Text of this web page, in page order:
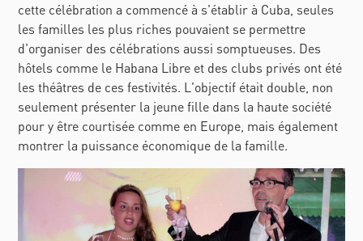
cette célébration a commencé à s'établir à Cuba, seules
les familles les plus riches pouvaient se permettre
d'organiser des célébrations aussi somptueuses. Des
hôtels comme le Habana Libre et des clubs privés ont été
les théâtres de ces festivités. L'objectif était double, non
seulement présenter la jeune fille dans la haute société
pour y être courtisée comme en Europe, mais également
montrer la puissance économique de la famille.